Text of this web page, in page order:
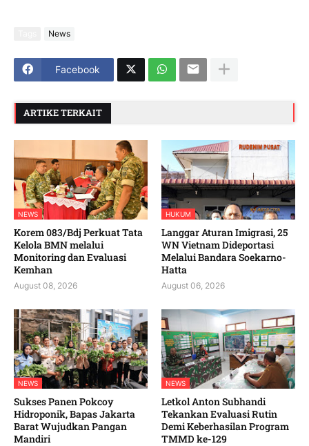
News
Facebook
ARTIKE TERKAIT
NEWS
Korem 083/Bdj Perkuat Tata
Kelola BMN melalui
Monitoring dan Evaluasi
Kemhan
August 08, 2026
HUKUM
Langgar Aturan Imigrasi, 25
WN Vietnam Dideportasi
Melalui Bandara Soekarno-
Hatta
August 06, 2026
NEWS
Sukses Panen Pokcoy
Hidroponik, Bapas Jakarta
Barat Wujudkan Pangan
Mandiri
NEWS
Letkol Anton Subhandi
Tekankan Evaluasi Rutin
Demi Keberhasilan Program
TMMD ke-129